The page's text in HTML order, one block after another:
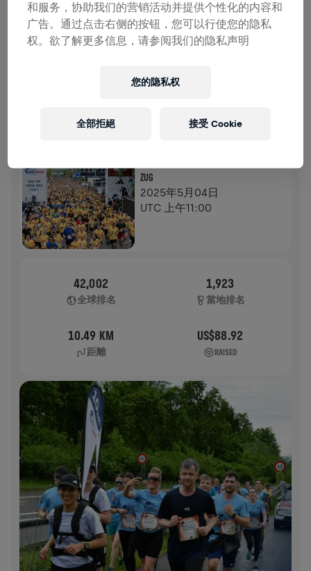
募款 捐款
用捐款支持改變！你的每一塊捐款都將貢獻於脊髓研
究。
WINGS FOR LIFE全球路跑
ZUG
2025年5月04日
UTC 上午11:00
42,002
全球排名
1,923
當地排名
10.49 KM
距離
US$88.92
RAISED
和服务，协助我们的营销活动并提供个性化的内容和
广告。通过点击右侧的按钮，您可以行使您的隐私
权。欲了解更多信息，请参阅我们的隐私声明
您的隐私权
全部拒絕 接受 Cookie